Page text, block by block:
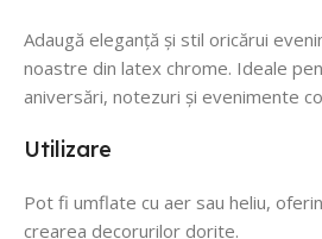
Adaugă eleganță și stil oricărui
noastre din latex chrome. Ideale
aniversări, notezuri și evenimente
Utilizare
Pot fi umflate cu aer sau heliu,
crearea decorurilor dorite.